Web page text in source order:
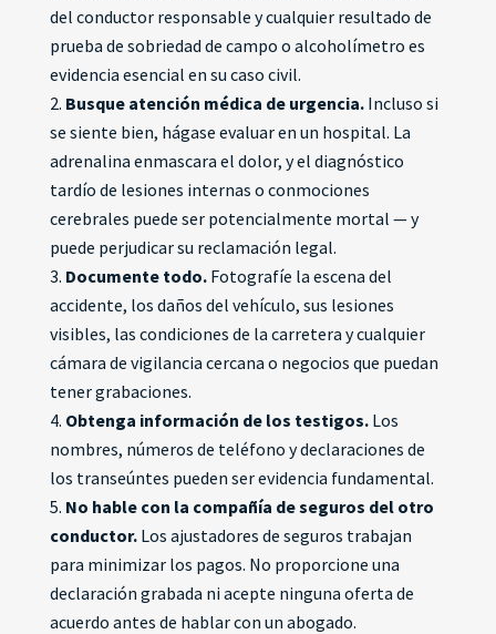
del conductor responsable y cualquier resultado de
prueba de sobriedad de campo o alcoholímetro es
evidencia esencial en su caso civil.
Busque atención médica de urgencia.Incluso si
se siente bien, hágase evaluar en un hospital. La
adrenalina enmascara el dolor, y el diagnóstico
tardío de lesiones internas o conmociones
cerebrales puede ser potencialmente mortal — y
puede perjudicar su reclamación legal.
Documente todo.Fotografíe la escena del
accidente, los daños del vehículo, sus lesiones
visibles, las condiciones de la carretera y cualquier
cámara de vigilancia cercana o negocios que puedan
tener grabaciones.
Obtenga información de los testigos.Los
nombres, números de teléfono y declaraciones de
los transeúntes pueden ser evidencia fundamental.
No hable con la compañía de seguros del otro
conductor.Los ajustadores de seguros trabajan
para minimizar los pagos. No proporcione una
declaración grabada ni acepte ninguna oferta de
acuerdo antes de hablar con un abogado.